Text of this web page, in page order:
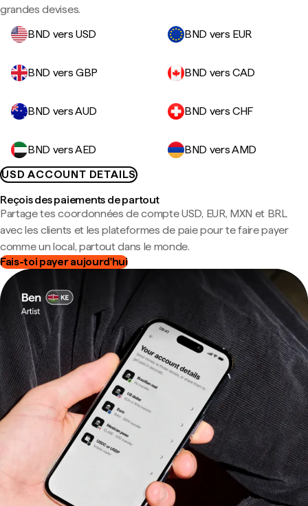
grandes devises.
BND vers USD
BND vers EUR
BND vers GBP BND vers CAD
BND vers AUD BND vers CHF
BND vers AED
BND vers AMD
USD ACCOUNT DETAILS
Reçois des paiements de partout
Partage tes coordonnées de compte USD, EUR, MXN et BRL
avec les clients et les plateformes de paie pour te faire payer
comme un local, partout dans le monde.
Fais-toi payer aujourd'hui